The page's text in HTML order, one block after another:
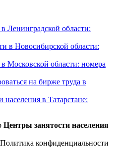
Ленинградской области:
в Новосибирской области:
Московской области: номера
на бирже труда в
населения в Татарстане:
Центры занятости населения
Политика конфиденциальности